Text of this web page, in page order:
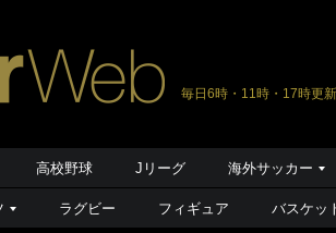
毎日6時・11時・17時更新
高校野球 Jリーグ 海外サッカー
ラグビー フィギュア バスケッ